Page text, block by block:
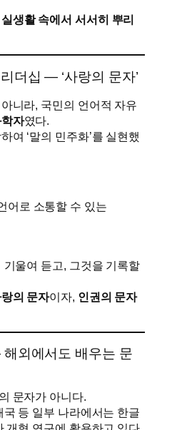
생활 속에서 서서히 뿌리
더십 — ‘사랑의 문자’
니라, 국민의 언어적 자유
자였다.
여 ‘말의 민주화’를 실현했
어로 소통할 수 있는
울여 듣고, 그것을 기록할
의 문자이자, 인권의 문자
외에서도 배우는 문
문자가 아니다.
등 일부 나라에서는 한글